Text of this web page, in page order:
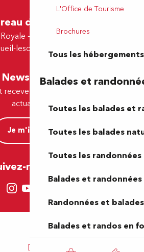
L'Office de Tourisme
Brochures
Tous les hébergements
Balades et
Toutes les balades et
Toutes les balades
Toutes les randonnées
Balades et
Randonnées et
Balades et randos en
de Lescar
- 64230 Lescar
lescar@tourismepau.fr
Newsletter
par e-mail nos offres et
actualités.
Je m'inscris
nous ici !